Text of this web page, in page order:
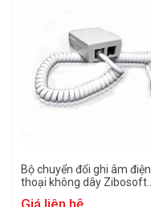
Bộ chuyển đổi ghi âm điện
thoại không dây Zibosoft
Giá liên hệ